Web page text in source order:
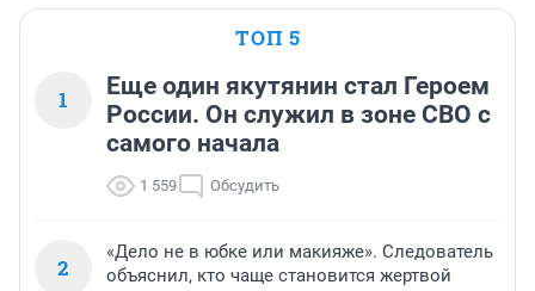
ТОП 5
1
Еще один якутянин стал Героем
России. Он служил в зоне СВО с
самого начала
1 559 Обсудить
2
«Дело не в юбке или макияже». Следователь
объяснил, кто чаще становится жертвой